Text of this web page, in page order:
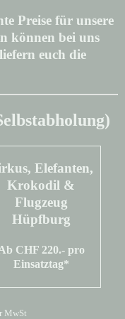
Preise für unsere
können bei uns
euch die
Elefanten,
Krokodil &
Flugzeug
Hüpfburg
CHF 220.- pro
Einsatztag*
MwSt